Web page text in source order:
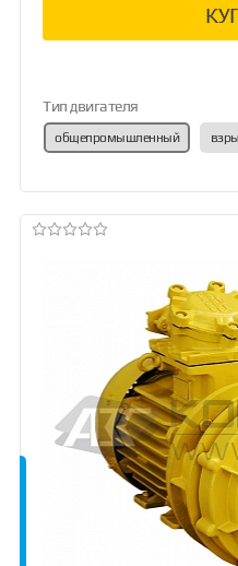
Тип двигателя
общепромышленный